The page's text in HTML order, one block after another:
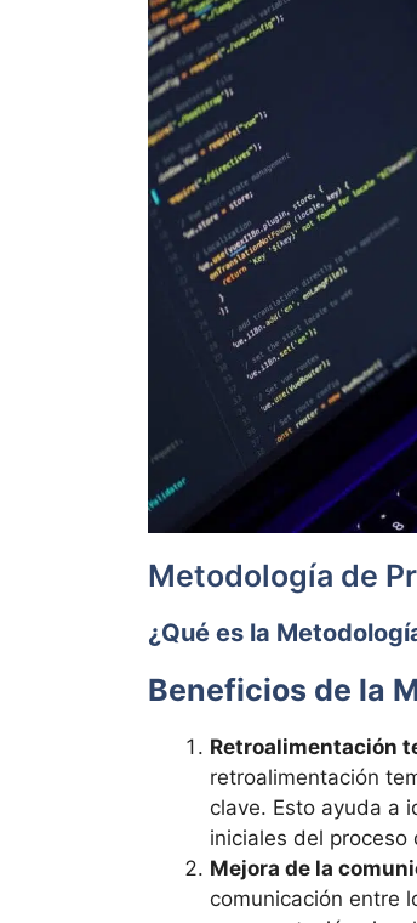
Metodología de
¿Qué es la
Beneficios de la
Retroalimentación
retroalimentación
clave. Esto ayuda a
iniciales del proceso
Mejora de la
comunicación entre